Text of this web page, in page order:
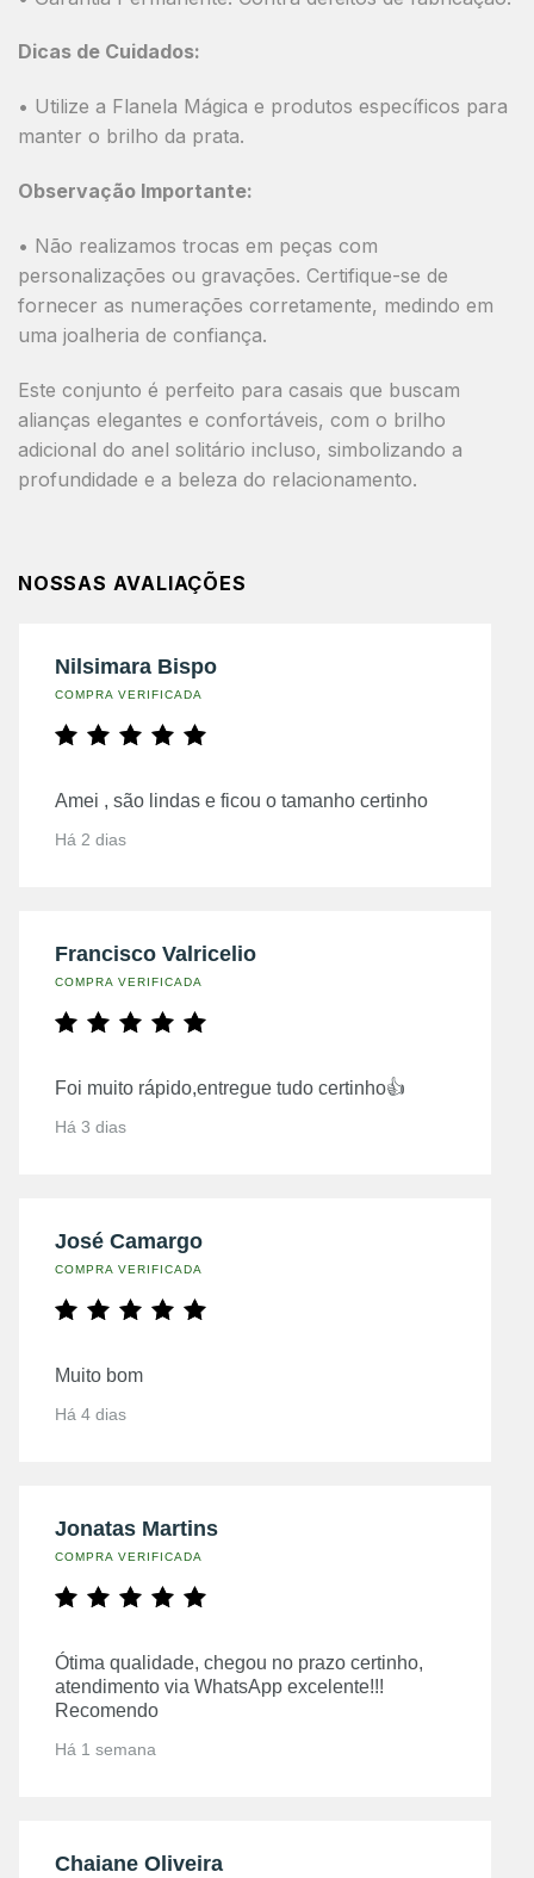
Dicas de Cuidados:
• Utilize a Flanela Mágica e produtos específicos para
manter o brilho da prata.
Observação Importante:
• Não realizamos trocas em peças com
personalizações ou gravações. Certifique-se de
fornecer as numerações corretamente, medindo em
uma joalheria de confiança.
Este conjunto é perfeito para casais que buscam
alianças elegantes e confortáveis, com o brilho
adicional do anel solitário incluso, simbolizando a
profundidade e a beleza do relacionamento.
NOSSAS AVALIAÇÕES
Nilsimara Bispo
COMPRA VERIFICADA
Amei , são lindas e ficou o tamanho certinho
Há 2 dias
Francisco Valricelio
COMPRA VERIFICADA
Foi muito rápido,entregue tudo certinho👍
Há 3 dias
José Camargo
COMPRA VERIFICADA
Muito bom
Há 4 dias
Jonatas Martins
COMPRA VERIFICADA
Ótima qualidade, chegou no prazo certinho,
atendimento via WhatsApp excelente!!!
Recomendo
Há 1 semana
Chaiane Oliveira